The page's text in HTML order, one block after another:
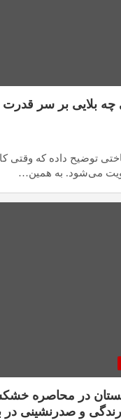
بلایی بر سر قدرت
توضیح داده که
می‌شود. به همین…
و صدرنشینی در